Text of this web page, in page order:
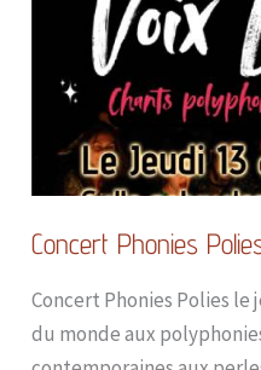
Concert Phonies
Concert Phonies Polies le
du monde aux
2026